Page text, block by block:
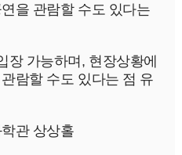
을 관람할 수도 있다는
장 가능하며, 현장상황에
람할 수도 있다는 점 유
관 상상홀